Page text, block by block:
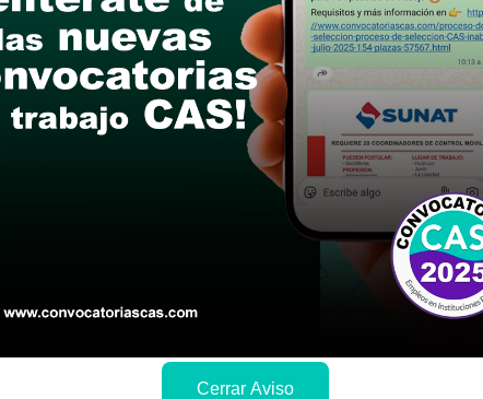
y presentación de la hoja de vida presencial, en
(PRESENCIAL).
completa, cronograma y anexos)
Cerrar Aviso